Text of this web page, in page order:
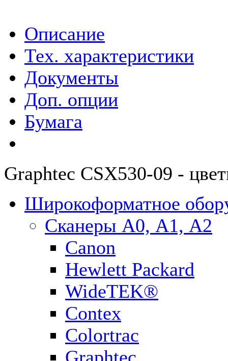
Описание
Тех. характеристики
Документы
Доп. опции
Бумага
Graphtec CSX530-09 -
Широкоформатное
Сканеры А0, А1, А2
Canon
Hewlett Packard
WideTEK®
Contex
Colortrac